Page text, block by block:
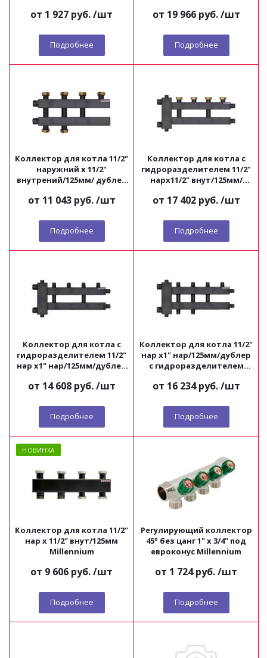
от 1 927 руб./шт
Подробнее
Millennium
от 19 966 руб. /шт
Подробнее
Коллектор для котла 11/2"
наружний х 11/2"
внутрений/125мм/ дублер
от 11 043 руб. /шт
Подробнее
Коллектор для котла с
гидроразделителем 11/2"
нарх11/2" внут/125мм/
контуром) Millennium
от 17 402 руб. /шт
Подробнее
Коллектор для котла с
гидроразделителем 11/2"
нар х1" нар/125мм/дублер
Millennium
от 14 608 руб. /шт
Подробнее
Коллектор для котла 11/2"
нар х1" нар/125мм/дублер
с гидроразделителем
от 16 234 руб. /шт
Подробнее
НОВИНКА
Коллектор для котла 11/2"
нар х 11/2" внут/125мм
Millennium
от 9 606 руб./шт
Подробнее
Регулирующий коллектор
45° без цанг 1" х 3/4" под
евроконус Millennium
от 1 724 руб./шт
Подробнее